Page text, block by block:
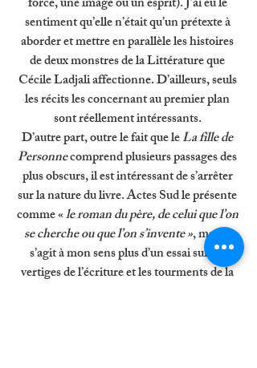
sentiment qu’elle n’était qu’un prétexte à
aborder et mettre en parallèle les histoires
de deux monstres de la Littérature que
Cécile Ladjali affectionne. D’ailleurs, seuls
les récits les concernant au premier plan
sont réellement intéressants.
D’autre part, outre le fait que le La fille de
Personne comprend plusieurs passages des
plus obscurs, il est intéressant de s’arrêter
sur la nature du livre. Actes Sud le présente
comme « le roman du père, de celui que l’on
se cherche ou que l’on s’invente », mais il
s’agit à mon sens plus d’un essai sur les
vertiges de l’écriture et les tourments de la